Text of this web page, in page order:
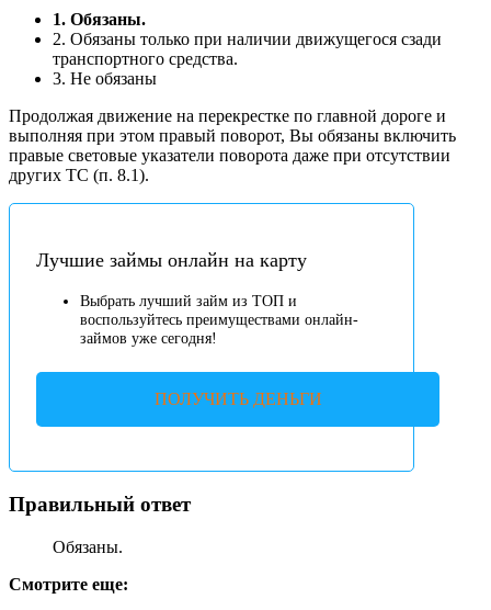
1. Обязаны.
2. Обязаны только при наличии движущегося сзади
транспортного средства.
3. Не обязаны
Продолжая движение на перекрестке по главной дороге и
выполняя при этом правый поворот, Вы обязаны включить
правые световые указатели поворота даже при отсутствии
других ТС (п. 8.1).
Лучшие займы онлайн на карту
Выбрать лучший займ из ТОП и
воспользуйтесь преимуществами онлайн-
займов уже сегодня!
ПОЛУЧИТЬ ДЕНЬГИ
Правильный ответ
Обязаны.
Смотрите еще: